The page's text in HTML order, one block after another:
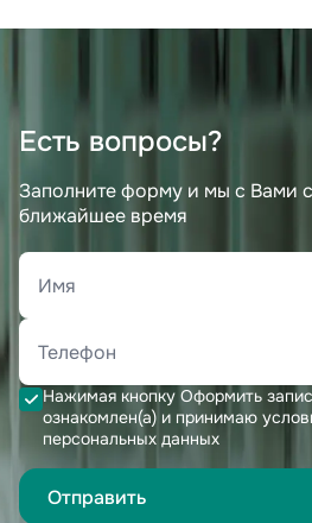
Есть вопросы?
Заполните форму и мы с Вами
ближайшее время
Нажимая кнопку Оформить
ознакомлен(а) и принимаю
персональных данных
Отправить